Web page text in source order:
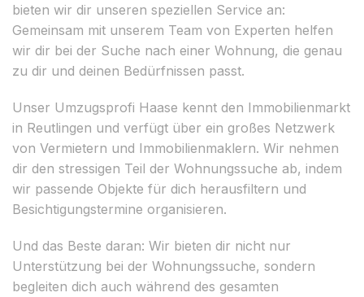
bieten wir dir unseren speziellen Service an:
Gemeinsam mit unserem Team von Experten helfen
wir dir bei der Suche nach einer Wohnung, die genau
zu dir und deinen Bedürfnissen passt.
Unser Umzugsprofi Haase kennt den Immobilienmarkt
in Reutlingen und verfügt über ein großes Netzwerk
von Vermietern und Immobilienmaklern. Wir nehmen
dir den stressigen Teil der Wohnungssuche ab, indem
wir passende Objekte für dich herausfiltern und
Besichtigungstermine organisieren.
Und das Beste daran: Wir bieten dir nicht nur
Unterstützung bei der Wohnungssuche, sondern
begleiten dich auch während des gesamten